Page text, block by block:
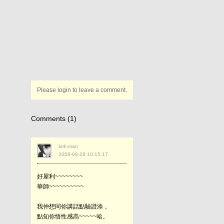
Please login to leave a comment.
Comments (1)
好犀利~~~~~~~~
華師~~~~~~~~~~
我仲想同你講話點驗證添，
點知你悟性感高~~~~~哈。
2008-08-28 10:15:17
lork-man